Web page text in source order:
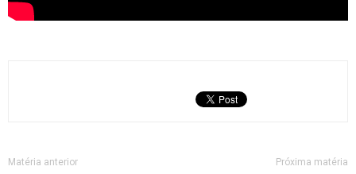
Matéria anterior Próxima matéria